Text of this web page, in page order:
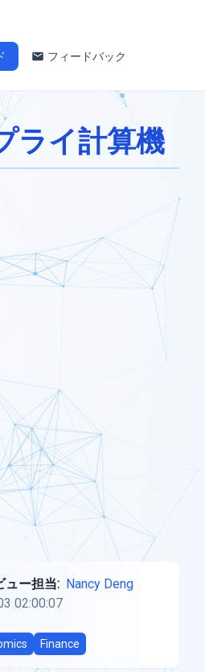
フィードバック
ライ計算機
ュー担当: Nancy Deng
02:00:07
Finance